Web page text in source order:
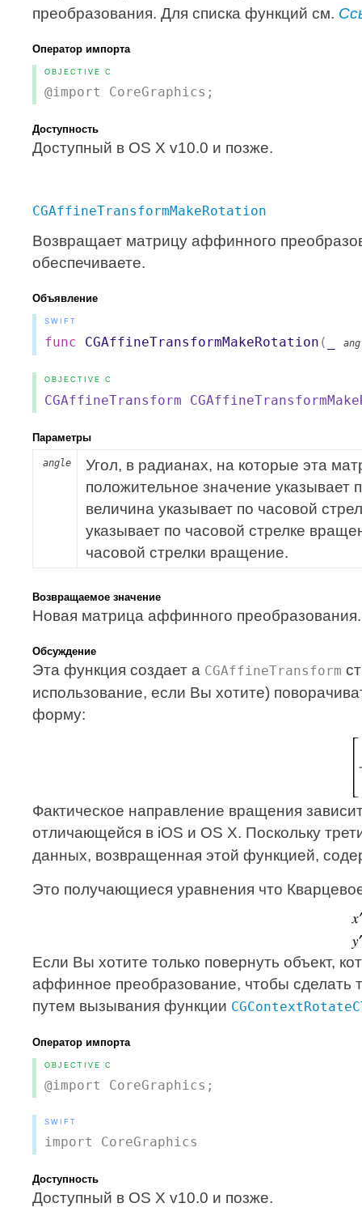
преобразования. Для списка функций см.
Оператор импорта
OBJECTIVE C
@import CoreGraphics;
Доступность
Доступный в OS X v10.0 и позже.
CGAffineTransformMakeRotation
Возвращает матрицу аффинного
обеспечиваете.
Объявление
SWIFT
func CGAffineTransformMakeRotation (
OBJECTIVE C
CGAffineTransform
Параметры
angle
Угол, в радианах, на которые эта
положительное значение указывает
величина указывает по часовой
указывает по часовой стрелке
часовой стрелки вращение.
Возвращаемое значение
Новая матрица аффинного преобразования.
Обсуждение
Эта функция создает a CGAffineTransform
использование, если Вы хотите)
форму:
Фактическое направление вращения
отличающейся в iOS и OS X. Поскольку
данных, возвращенная этой функцией,
Это получающиеся уравнения что
Если Вы хотите только повернуть объект,
аффинное преобразование, чтобы сделать
путем вызывания функции
Оператор импорта
OBJECTIVE C
@import CoreGraphics;
SWIFT
import CoreGraphics
Доступность
Доступный в OS X v10.0 и позже.